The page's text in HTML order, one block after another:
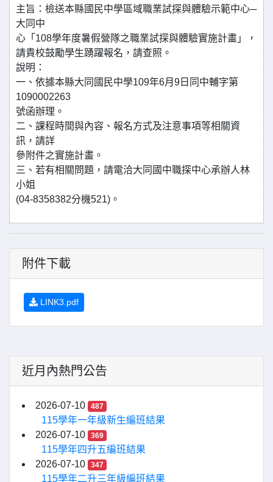
主旨：檢送本縣國民中學區域職業試探與體驗示範中心─
大同中
心「108學年度暑假營隊之職業試探與體驗實施計畫」，
請貴校鼓勵學生踴躍報名，請查照。
說明：
一、依據本縣大同國民中學109年6月9日同中輔字第
1090002263
號函辦理。
二、課程時間與內容、報名方式及注意事項等相關資
訊，請詳
參附件之實施計畫。
三、若有相關問題，請電洽大同國中職探中心承辦人林
小姐
(04-8358382分機521)。
附件下載
LINK3.pdf
近月內熱門公告
2026-07-10 487
115學年一年級新生編班結果
2026-07-10
369
115學年四升五編班結果
2026-07-10
347
115學年二升三年級編班結果